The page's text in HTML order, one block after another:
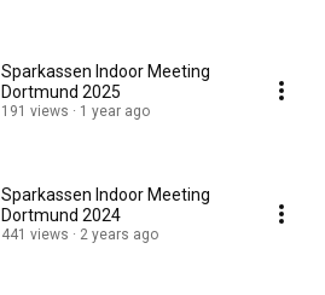
Sparkassen Indoor Meeting
Dortmund 2025
191 views 1 year ago
Sparkassen Indoor Meeting
Dortmund 2024
441 views 2 years ago